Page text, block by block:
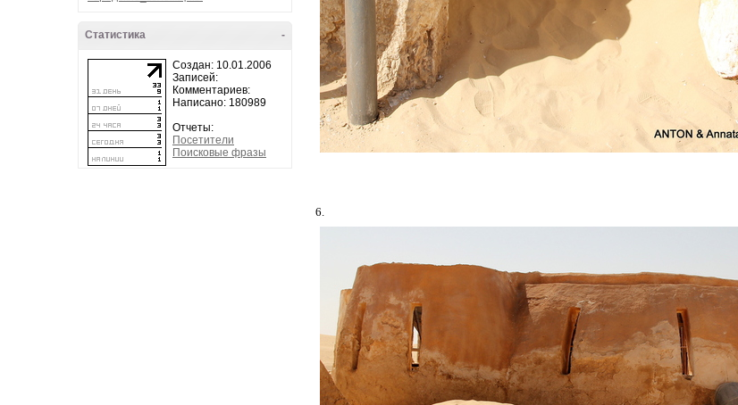
-
Статистика
Создан: 10.01.2006
Записей:
Комментариев:
Написано: 180989
Отчеты:
Посетители
Поисковые фразы
6.